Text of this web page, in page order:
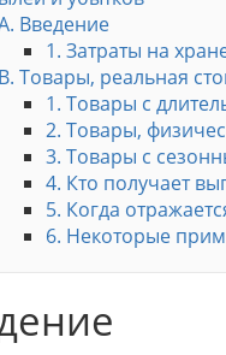
Введение
1. Затраты на
В. Товары, реальная
1. Товары с
2. Товары,
3. Товары с
4. Кто получает
5. Когда
6. Некоторые